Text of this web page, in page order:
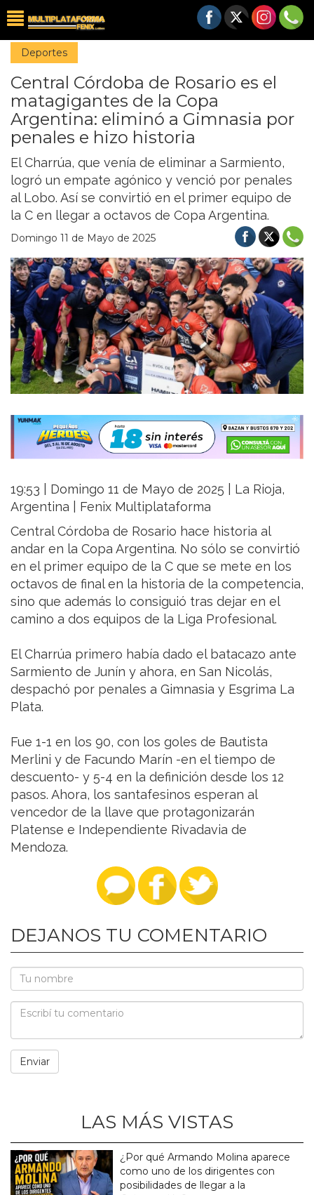
Deportes
Central Córdoba de Rosario es el
matagigantes de la Copa
Argentina: eliminó a Gimnasia por
penales e hizo historia
El Charrúa, que venía de eliminar a Sarmiento,
logró un empate agónico y venció por penales
al Lobo. Así se convirtió en el primer equipo de
la C en llegar a octavos de Copa Argentina.
Domingo 11 de Mayo de 2025
19:53 | Domingo 11 de Mayo de 2025 | La Rioja,
Argentina | Fenix Multiplataforma
Central Córdoba de Rosario hace historia al
andar en la Copa Argentina. No sólo se convirtió
en el primer equipo de la C que se mete en los
octavos de final en la historia de la competencia,
sino que además lo consiguió tras dejar en el
camino a dos equipos de la Liga Profesional.
El Charrúa primero había dado el batacazo ante
Sarmiento de Junín y ahora, en San Nicolás,
despachó por penales a Gimnasia y Esgrima La
Plata.
Fue 1-1 en los 90, con los goles de Bautista
Merlini y de Facundo Marín -en el tiempo de
descuento- y 5-4 en la definición desde los 12
pasos. Ahora, los santafesinos esperan al
vencedor de la llave que protagonizarán
Platense e Independiente Rivadavia de
Mendoza.
DEJANOS TU COMENTARIO
LAS MÁS VISTAS
¿Por qué Armando Molina aparece
como uno de los dirigentes con
posibilidades de llegar a la